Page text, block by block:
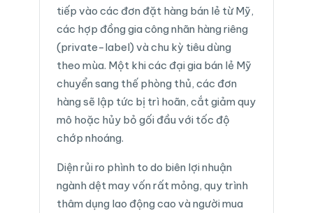
tiếp vào các đơn đặt hàng bán lẻ từ Mỹ,
các hợp đồng gia công nhãn hàng riêng
(private-label) và chu kỳ tiêu dùng
theo mùa. Một khi các đại gia bán lẻ Mỹ
chuyển sang thế phòng thủ, các đơn
hàng sẽ lập tức bị trì hoãn, cắt giảm quy
mô hoặc hủy bỏ gối đầu với tốc độ
chớp nhoáng.
Diện rủi ro phình to do biên lợi nhuận
ngành dệt may vốn rất mỏng, quy trình
thâm dụng lao động cao và người mua